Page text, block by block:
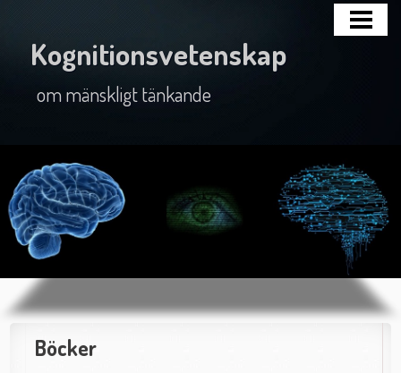
BLOGG
ÄMNET
AVHANDLINGAR
OM MIG
KONTAKT
Kognitionsvetenskap
om mänskligt tänkande
Böcker